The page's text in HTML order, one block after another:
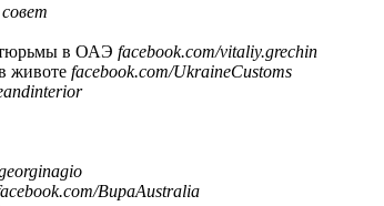
тюрьмы в ОАЭ facebook.com/vitaliy.grechin
животе facebook.com/UkraineCustoms
BupaAustralia